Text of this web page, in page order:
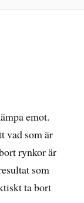
emot.
vad som är
rynkor är
som
ta bort